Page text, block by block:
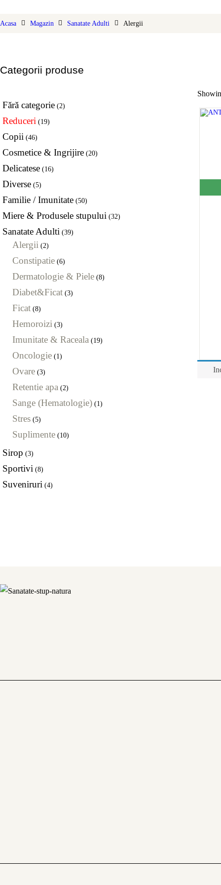
Acasa Magazin Sanatate Adulti Alergii
SUVENIRURI
Categorii produse
Fără categorie (2)
Reduceri (19)
Copii (46)
Cosmetice & Ingrijire (20)
Delicatese (16)
Diverse (5)
Familie / Imunitate (50)
Miere & Produsele stupului (32)
Sanatate Adulti (39)
Alergii (2)
Constipatie (6)
Dermatologie & Piele (8)
Diabet&Ficat (3)
Ficat (8)
Hemoroizi (3)
Imunitate & Raceala (19)
Oncologie (1)
Ovare (3)
Retentie apa (2)
Sange (Hematologie) (1)
Stres (5)
Suplimente (10)
Sirop (3)
Sportivi (8)
Suveniruri (4)